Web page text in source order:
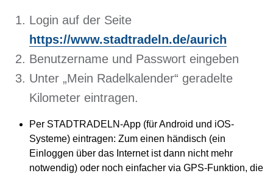
Login auf der Seite
https://www.stadtradeln.de/aurich
Benutzername und Passwort eingeben
Unter „Mein Radelkalender“ geradelte
Kilometer eintragen.
Per STADTRADELN-App (für Android und iOS-
Systeme) eintragen: Zum einen händisch (ein
Einloggen über das Internet ist dann nicht mehr
notwendig) oder noch einfacher via GPS-Funktion, die